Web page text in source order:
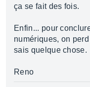
ça se fait des fois.
Enfin... pour
numériques, on
sais quelque chose.
Reno